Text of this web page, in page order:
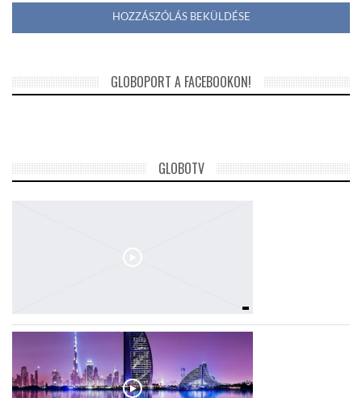
GLOBOPORT A FACEBOOKON!
GLOBOTV